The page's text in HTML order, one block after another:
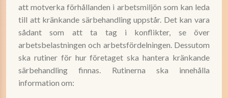
att motverka förhållanden i arbetsmiljön som kan leda
till att kränkande särbehandling uppstår. Det kan vara
sådant som att ta tag i konflikter, se över
arbetsbelastningen och arbetsfördelningen. Dessutom
ska rutiner för hur företaget ska hantera kränkande
särbehandling finnas. Rutinerna ska innehålla
information om: